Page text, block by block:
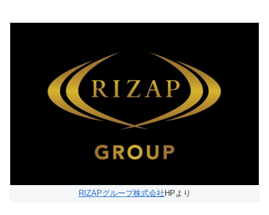
RIZAPグループ株式会社 HPより